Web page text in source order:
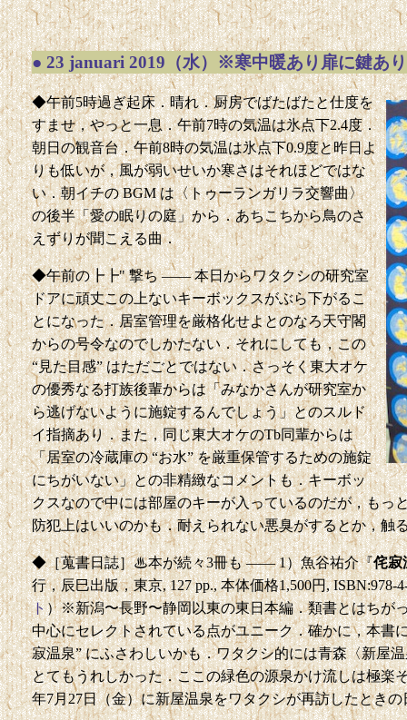
● 23 januari 2019（水）※寒中暖あり扉に鍵あり
◆午前5時過ぎ起床．晴れ．厨房でばたばたと仕度を
すませ，やっと一息．午前7時の気温は氷点下2.4度．
朝日の観音台．午前8時の気温は氷点下0.9度と昨日よ
りも低いが，風が弱いせいか寒さはそれほどではな
い．朝イチの BGM は〈トゥーランガリラ交響曲〉
の後半「愛の眠りの庭」から．あちこちから鳥のさ
えずりが聞こえる曲．
◆午前の┣┣" 撃ち —— 本日からワタクシの研究室
ドアに頑丈この上ないキーボックスがぶら下がるこ
とになった．居室管理を厳格化せよとのなろ天守閣
からの号令なのでしかたない．それにしても，この
“見た目感” はただごとではない．さっそく東大オケ
の優秀なる打族後輩からは「みなかさんが研究室か
ら逃げないように施錠するんでしょう」とのスルド
イ指摘あり．また，同じ東大オケのTb同輩からは
「居室の冷蔵庫の “お水” を厳重保管するための施錠
にちがいない」との非精緻なコメントも．キーボッ
クスなので中には部屋のキーが入っているのだが，もっ
防犯上はいいのかも．耐えられない悪臭がするとか，触
◆［蒐書日誌］♨本が続々3冊も —— 1）魚谷祐介『侘寂
行，辰巳出版，東京, 127 pp., 本体価格1,500円, ISBN:978-
ト）※新潟〜長野〜静岡以東の東日本編．類書とはちが
中心にセレクトされている点がユニーク．確かに，本書
寂温泉” にふさわしいかも．ワタクシ的には青森〈新屋
とてもうれしかった．ここの緑色の源泉かけ流しは極楽
年7月27日（金）に新屋温泉をワタクシが再訪したとき